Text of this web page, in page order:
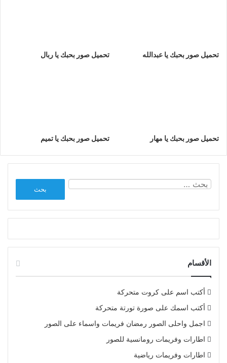
تحميل صور بحبك يا عبدالله تحميل صور بحبك يا ربال
تحميل صور بحبك يا مهار تحميل صور بحبك يا تميم
الأقسام
أكتب اسم على كروت متحركة
أكتب اسمك على صورة تورتة متحركة
اجمل واحلى الصور رمضان فريمات واسماء على الصور
اطارات وفريمات رومانسية للصور
اطارات وفريمات رياضية